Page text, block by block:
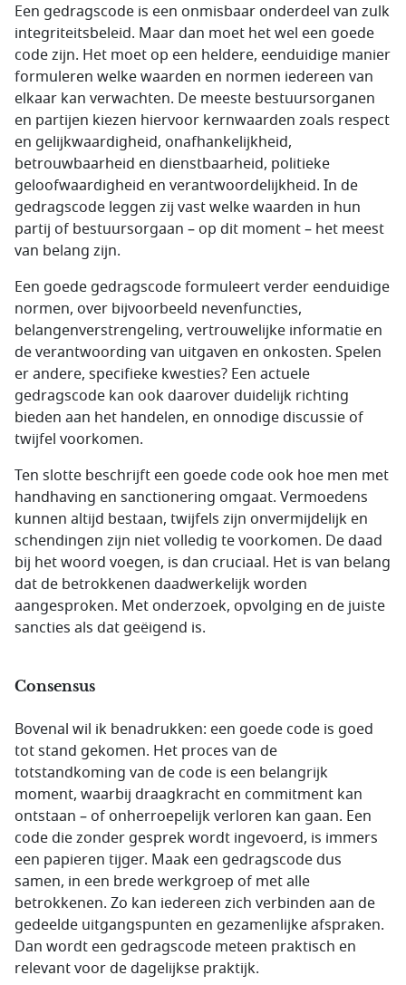
Een gedragscode is een onmisbaar onderdeel van zulk
integriteitsbeleid. Maar dan moet het wel een goede
code zijn. Het moet op een heldere, eenduidige manier
formuleren welke waarden en normen iedereen van
elkaar kan verwachten. De meeste bestuursorganen
en partijen kiezen hiervoor kernwaarden zoals respect
en gelijkwaardigheid, onafhankelijkheid,
betrouwbaarheid en dienstbaarheid, politieke
geloofwaardigheid en verantwoordelijkheid. In de
gedragscode leggen zij vast welke waarden in hun
partij of bestuursorgaan – op dit moment – het meest
van belang zijn.
Een goede gedragscode formuleert verder eenduidige
normen, over bijvoorbeeld nevenfuncties,
belangenverstrengeling, vertrouwelijke informatie en
de verantwoording van uitgaven en onkosten. Spelen
er andere, specifieke kwesties? Een actuele
gedragscode kan ook daarover duidelijk richting
bieden aan het handelen, en onnodige discussie of
twijfel voorkomen.
Ten slotte beschrijft een goede code ook hoe men met
handhaving en sanctionering omgaat. Vermoedens
kunnen altijd bestaan, twijfels zijn onvermijdelijk en
schendingen zijn niet volledig te voorkomen. De daad
bij het woord voegen, is dan cruciaal. Het is van belang
dat de betrokkenen daadwerkelijk worden
aangesproken. Met onderzoek, opvolging en de juiste
sancties als dat geëigend is.
Consensus
Bovenal wil ik benadrukken: een goede code is goed
tot stand gekomen. Het proces van de
totstandkoming van de code is een belangrijk
moment, waarbij draagkracht en commitment kan
ontstaan – of onherroepelijk verloren kan gaan. Een
code die zonder gesprek wordt ingevoerd, is immers
een papieren tijger. Maak een gedragscode dus
samen, in een brede werkgroep of met alle
betrokkenen. Zo kan iedereen zich verbinden aan de
gedeelde uitgangspunten en gezamenlijke afspraken.
Dan wordt een gedragscode meteen praktisch en
relevant voor de dagelijkse praktijk.